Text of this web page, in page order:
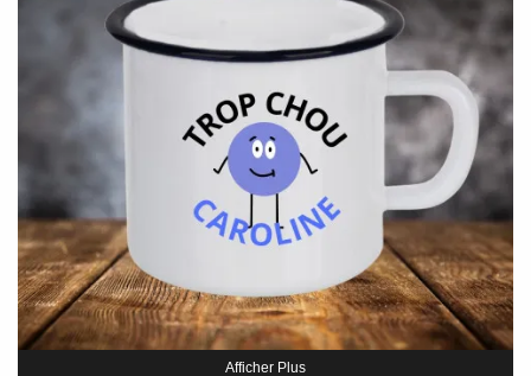
Afficher Plus